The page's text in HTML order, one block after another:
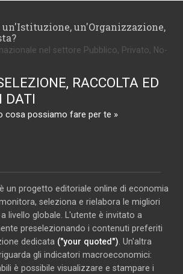
un'Istituzione, un'Organizzazione,
nel settore Pubblico, Privato, No-
RACCOLTA ED
DATI
cosa possiamo fare per te »
è un progetto editoriale online di economia
seleziona e rielabora le migliori
livello globale. L'utente è invitato a
preselezionando i contenuti preferiti
dedicata ("your quoted"). Un'altra
gli indicatori macroeconomici:
è possibile visualizzare e stampare i